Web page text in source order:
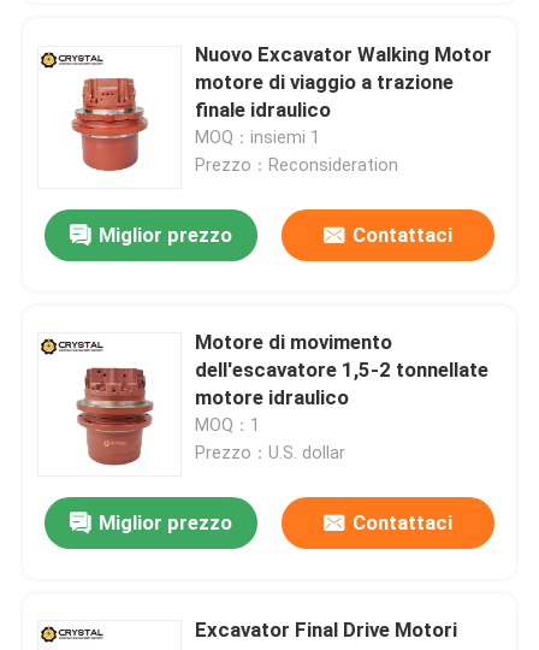
Escavatore Motore da viaggio
Escavatore Pompa idraulica
Escavatore Motore oscillante
Di riduttore dell'oscillazione
Motore idraulico cicloide
Motore idraulico a sterzo
Nuovo Excavator Walking Motor
motore di viaggio a trazione
finale idraulico
MOQ：insiemi 1
Prezzo：Reconsideration
Miglior prezzo Contattaci
Motore di movimento
dell'escavatore 1,5-2 tonnellate
motore idraulico
MOQ：1
Prezzo：U.S. dollar
Miglior prezzo Contattaci
Excavator Final Drive Motori